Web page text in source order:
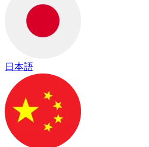
日本語